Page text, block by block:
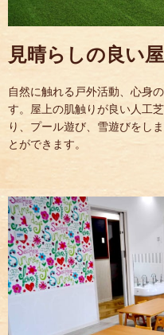
見晴らしの良い
自然に触れる戸外活動、心身
す。屋上の肌触りが良い人工
り、プール遊び、雪遊びをし
とができます。